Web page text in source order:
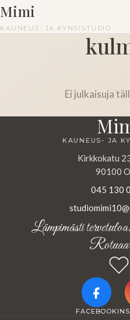
Mimi
KAUNEUS- JA KYNSISTUDIO
Ei julkaisuja
KAUNEUS- JA
Kirkkokatu
90100
045 130
Lämpimästi
FACEBOOK